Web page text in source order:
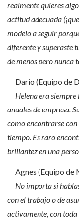
realmente quieres
actitud adecuada
modelo a seguir
diferente y superaste
de menos pero nunca
Dario (Equipo de
Helena era siempre
anuales de empresa.
como encontrarse
tiempo. Es raro
brillantez en una
Agnes (Equipo de
No importa si
con el trabajo o de
activamente, con toda